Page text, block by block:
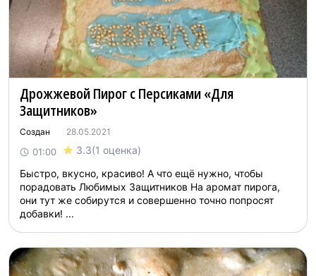
Дрожжевой Пирог с Персиками «Для
Защитников»
Создан 28.05.2021
01:00 3.3(1 оценка)
Быстро, вкусно, красиво! А что ещё нужно, чтобы
порадовать Любимых Защитников На аромат пирога,
они тут же собирутся и совершенно точно попросят
добавки! ...